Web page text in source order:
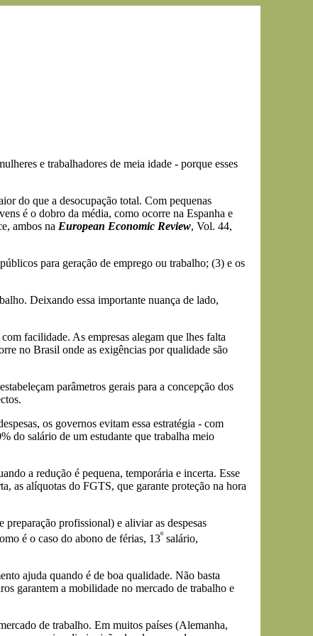
e trabalhadores de meia idade - porque esses
do que a desocupação total. Com pequenas
é o dobro da média, como ocorre na Espanha e
ambos na European Economic Review, Vol. 44,
para geração de emprego ou trabalho; (3) e os
Deixando essa importante nuança de lado,
facilidade. As empresas alegam que lhes falta
no Brasil onde as exigências por qualidade são
parâmetros gerais para a concepção dos
os governos evitam essa estratégia - com
do salário de um estudante que trabalha meio
a redução é pequena, temporária e incerta. Esse
as alíquotas do FGTS, que garante proteção na hora
profissional) e aliviar as despesas
é o caso do abono de férias, 13ºsalário,
ajuda quando é de boa qualidade. Não basta
garantem a mobilidade no mercado de trabalho e
de trabalho. Em muitos países (Alemanha,